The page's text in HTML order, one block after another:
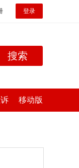
登录
搜索
移动版